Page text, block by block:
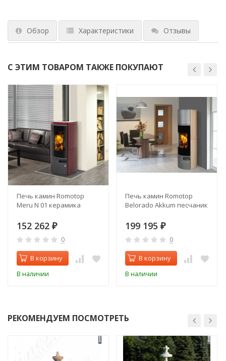
Обзор Характеристики Отзывы
С ЭТИМ ТОВАРОМ ТАКЖЕ ПОКУПАЮТ
Печь камин Romotop
Meru N 01 керамика
152 262 ₽
0
В корзину
В наличии
Печь камин Romotop
Belorado Akkum песчаник
199 195 ₽
0
В корзину
В наличии
РЕКОМЕНДУЕМ ПОСМОТРЕТЬ